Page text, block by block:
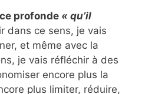
profonde « qu’il
dans ce sens, je vais
et même avec la
je vais réfléchir à des
encore plus la
plus limiter, réduire,